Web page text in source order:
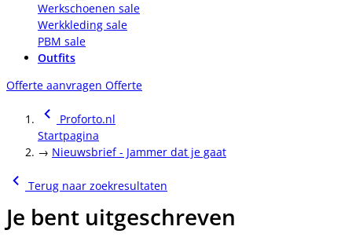
Werkschoenen sale
Werkkleding sale
PBM sale
Outfits
Offerte aanvragen Offerte
Proforto.nl
Startpagina
→ Nieuwsbrief - Jammer dat je gaat
Terug naar zoekresultaten
Je bent uitgeschreven